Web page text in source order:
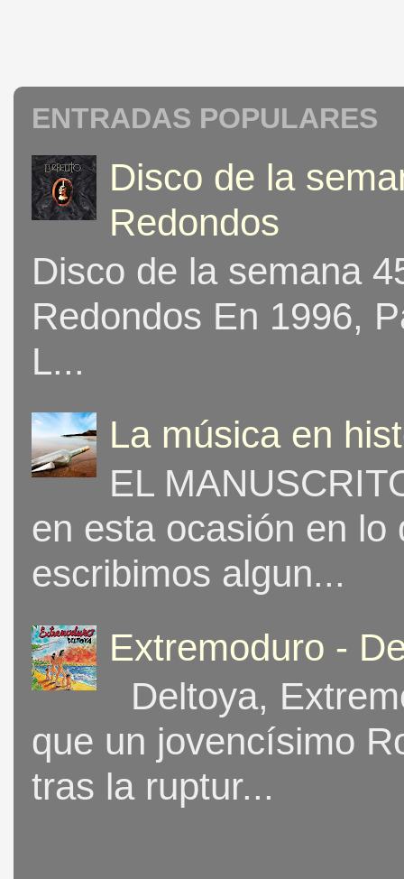
ENTRADAS POPULARES
Disco de la
Redondos
Disco de la semana
Redondos En 1996,
L...
La música en
EL
en esta ocasión en
escribimos algun...
Extremoduro -
Deltoya,
que un jovencísimo
tras la ruptur...